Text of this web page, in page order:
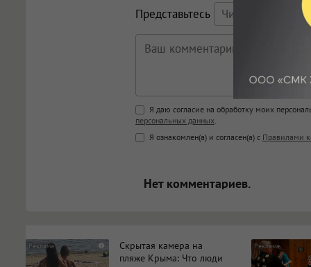
Представьтесь
Поддержка HTML
<b>, <strong>, <u>, <i>, <em>,
<blockquote>, <code>
Я даю согласие на обработку моих
персональных данных.
Я ознакомлен(а) и согласен(а) с Правилами
Нет комментариев.
i
Скрытая камера на
пляже Крыма: Что люди